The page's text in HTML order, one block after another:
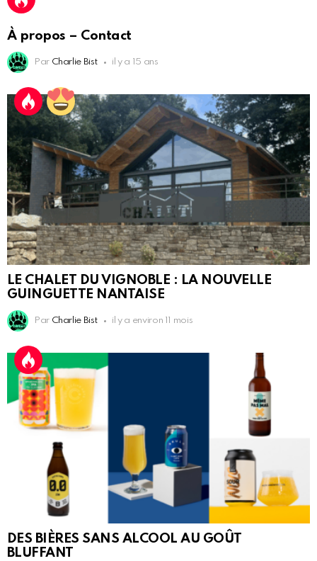
À propos – Contact
Par Charlie Bist il y a 15 ans
LE CHALET DU VIGNOBLE : LA NOUVELLE
GUINGUETTE NANTAISE
Par Charlie Bist il y a environ 11 mois
DES BIÈRES SANS ALCOOL AU GOÛT
BLUFFANT